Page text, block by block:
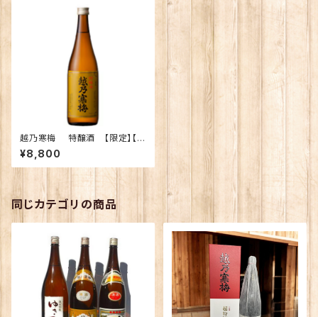
越乃寒梅 特醸酒 【限定】【ご
予約】
¥8,800
同じカテゴリの商品